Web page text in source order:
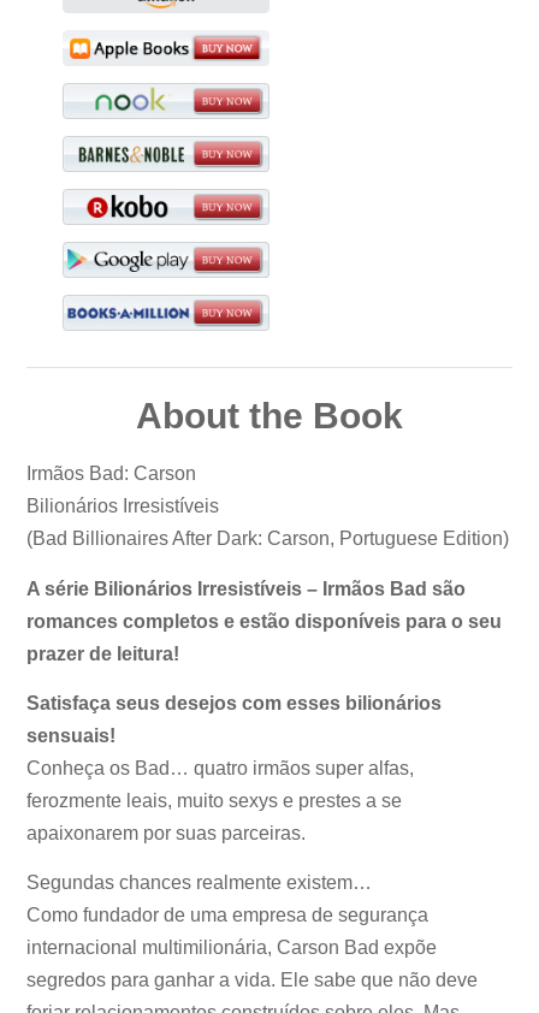
About the Book
Irmãos Bad: Carson
Bilionários Irresistíveis
(Bad Billionaires After Dark: Carson, Portuguese Edition)
A série Bilionários Irresistíveis – Irmãos Bad são
romances completos e estão disponíveis para o seu
prazer de leitura!
Satisfaça seus desejos com esses bilionários
sensuais!
Conheça os Bad… quatro irmãos super alfas,
ferozmente leais, muito sexys e prestes a se
apaixonarem por suas parceiras.
Segundas chances realmente existem…
Como fundador de uma empresa de segurança
internacional multimilionária, Carson Bad expõe
segredos para ganhar a vida. Ele sabe que não deve